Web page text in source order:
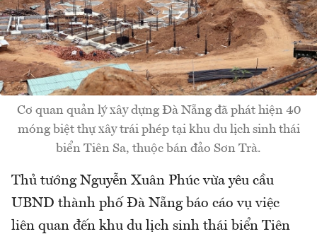
Cơ quan quản lý xây dựng Đà Nẵng đã phát hiện 40
móng biệt thự xây trái phép tại khu du lịch sinh thái
biển Tiên Sa, thuộc bán đảo Sơn Trà.
Thủ tướng Nguyễn Xuân Phúc vừa yêu cầu
UBND thành phố Đà Nẵng báo cáo vụ việc
liên quan đến khu du lịch sinh thái biển Tiên